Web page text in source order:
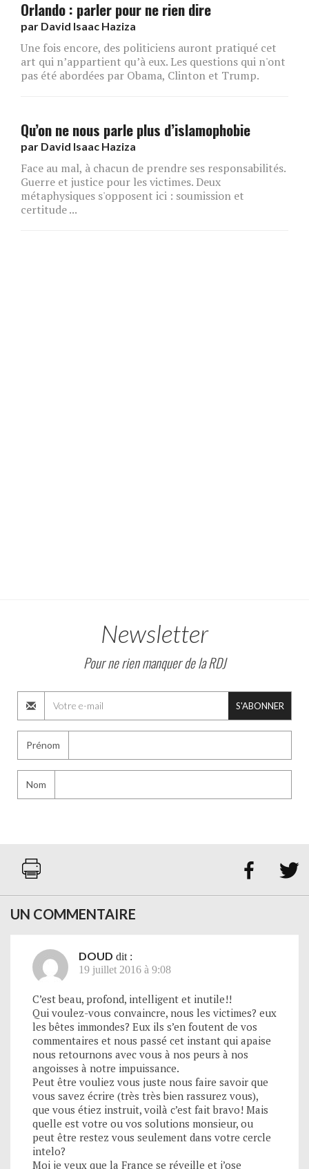
Orlando : parler pour ne rien dire
par David Isaac Haziza
Une fois encore, des politiciens auront pratiqué cet
art qui n’appartient qu’à eux. Les questions qui n'ont
pas été abordées par Obama, Clinton et Trump.
Qu’on ne nous parle plus d’islamophobie
par David Isaac Haziza
Face au mal, à chacun de prendre ses responsabilités.
Guerre et justice pour les victimes. Deux
métaphysiques s'opposent ici : soumission et
certitude ...
Newsletter
Pour ne rien manquer de la RDJ
S'ABONNER
Prénom
Nom
 
UN COMMENTAIRE
DOUD dit :
19 juillet 2016 à 9:08
C’est beau, profond, intelligent et inutile!!
Qui voulez-vous convaincre, nous les victimes? eux
les bêtes immondes? Eux ils s’en foutent de vos
commentaires et nous passé cet instant qui apaise
nous retournons avec vous à nos peurs à nos
angoisses à notre impuissance.
Peut être vouliez vous juste nous faire savoir que
vous savez écrire (très très bien rassurez vous),
que vous étiez instruit, voilà c’est fait bravo! Mais
quelle est votre ou vos solutions monsieur, ou
peut être restez vous seulement dans votre cercle
intelo?
Moi je veux que la France se réveille et j’ose